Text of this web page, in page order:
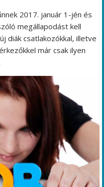
2017. január 1-jén és
megállapodást kell
diák csatlakozókkal, illetve
már csak ilyen